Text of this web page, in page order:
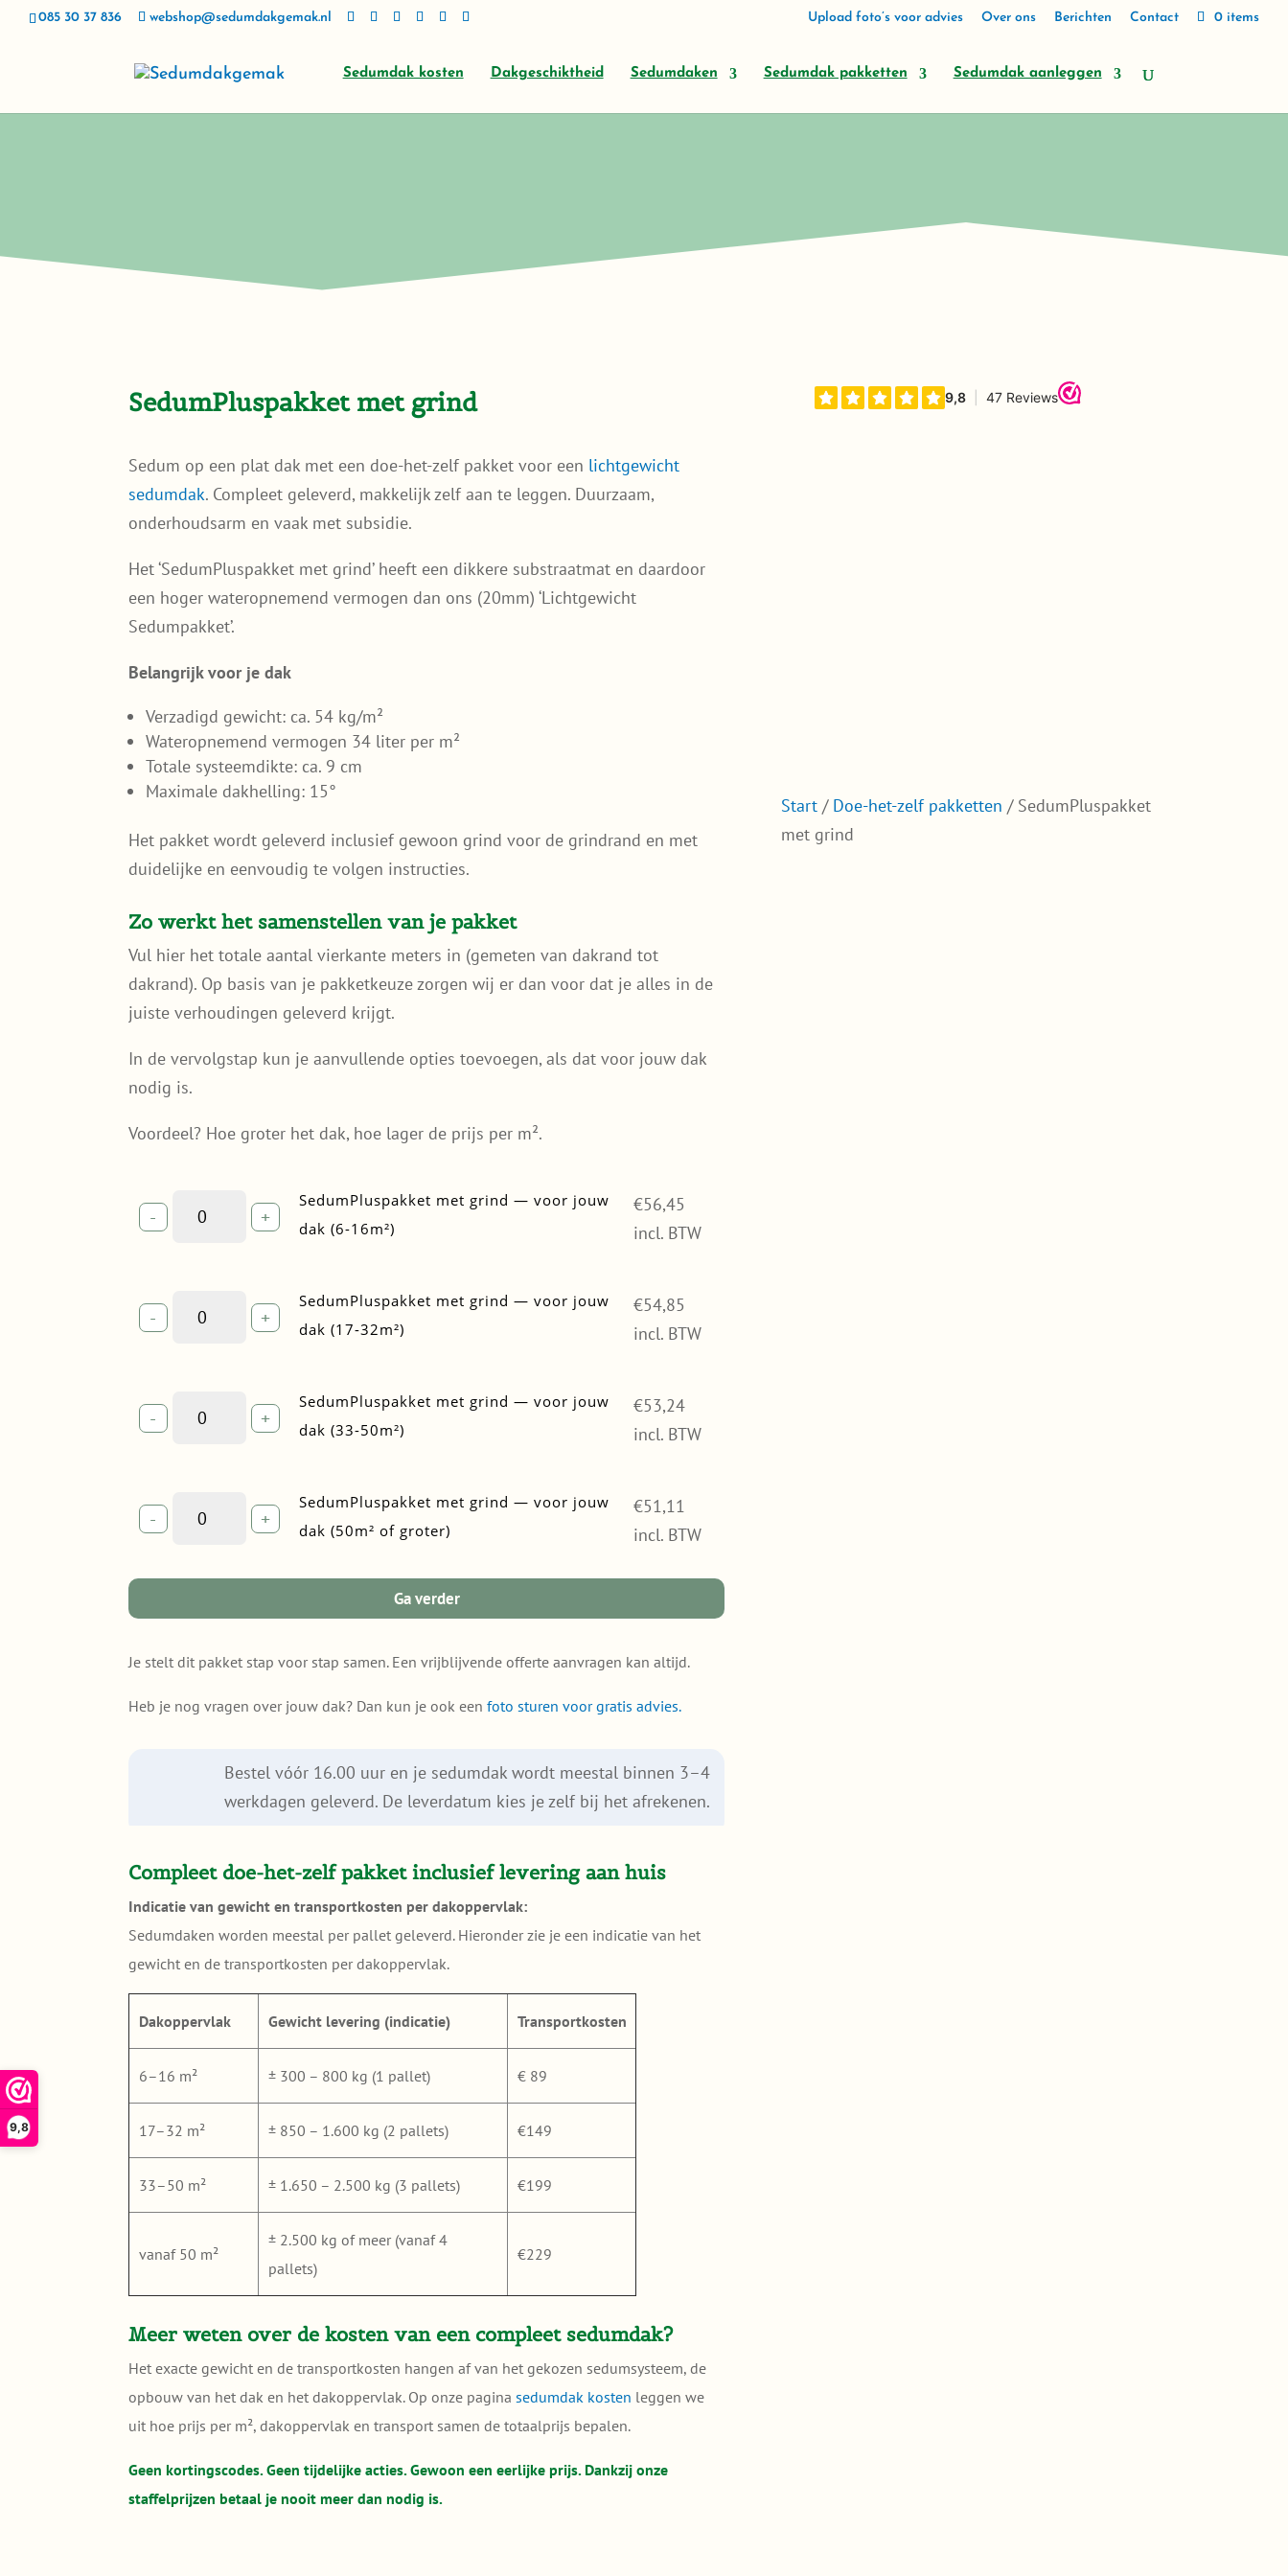
9,8
085 30 37 836 webshop@sedumdakgemak.nl Upload foto’s voor advies Over ons Berichten Contact 0 items
Sedumdak kosten Dakgeschiktheid Sedumdaken Sedumdak pakketten Sedumdak aanleggen
SedumPluspakket met grind
Sedum op een plat dak met een doe-het-zelf pakket voor een lichtgewicht
sedumdak. Compleet geleverd, makkelijk zelf aan te leggen. Duurzaam,
onderhoudsarm en vaak met subsidie.
Het ‘SedumPluspakket met grind’ heeft een dikkere substraatmat en daardoor
een hoger wateropnemend vermogen dan ons (20mm) ‘Lichtgewicht
Sedumpakket’.
Belangrijk voor je dak
Verzadigd gewicht: ca. 54 kg/m²
Wateropnemend vermogen 34 liter per m²
Totale systeemdikte: ca. 9 cm
Maximale dakhelling: 15°
Het pakket wordt geleverd inclusief gewoon grind voor de grindrand en met
duidelijke en eenvoudig te volgen instructies.
Zo werkt het samenstellen van je pakket
Vul hier het totale aantal vierkante meters in (gemeten van dakrand tot
dakrand). Op basis van je pakketkeuze zorgen wij er dan voor dat je alles in de
juiste verhoudingen geleverd krijgt.
In de vervolgstap kun je aanvullende opties toevoegen, als dat voor jouw dak
nodig is.
Voordeel? Hoe groter het dak, hoe lager de prijs per m².
-
SedumPluspakket
met
jouw
quantity
+
SedumPluspakket met grind — voor jouw
dak (6-16m²)
€56,45
incl. BTW
-
SedumPluspakket
met
jouw
quantity
+
SedumPluspakket met grind — voor jouw
dak (17-32m²)
€54,85
incl. BTW
-
SedumPluspakket
met
jouw
+
SedumPluspakket met grind — voor jouw
dak (33-50m²)
€53,24
incl. BTW
-
SedumPluspakket
met
jouw
(50m²
groter)
+
SedumPluspakket met grind — voor jouw
dak (50m² of groter)
€51,11
incl. BTW
Ga verder
Je stelt dit pakket stap voor stap samen. Een vrijblijvende offerte aanvragen kan altijd.
Heb je nog vragen over jouw dak? Dan kun je ook eenfoto sturen voor gratis advies.
Bestel vóór 16.00 uur en je sedumdak wordt meestal binnen 3–4
werkdagen geleverd. De leverdatum kies je zelf bij het afrekenen.
Compleet doe-het-zelf pakket inclusief levering aan huis
Indicatie van gewicht en transportkosten per dakoppervlak:
Sedumdaken worden meestal per pallet geleverd. Hieronder zie je een indicatie van het
gewicht en de transportkosten per dakoppervlak.
Dakoppervlak Gewicht levering (indicatie) Transportkosten
6–16 m² ± 300 – 800 kg (1 pallet) € 89
17–32 m² ± 850 – 1.600 kg (2 pallets) €149
33–50 m² ± 1.650 – 2.500 kg (3 pallets) €199
vanaf 50 m²
± 2.500 kg of meer (vanaf 4
pallets)
€229
Meer weten over de kosten van een compleet sedumdak?
Het exacte gewicht en de transportkosten hangen af van het gekozen sedumsysteem, de
opbouw van het dak en het dakoppervlak. Op onze paginasedumdak kosten leggen we
uit hoe prijs per m², dakoppervlak en transport samen de totaalprijs bepalen.
Geen kortingscodes. Geen tijdelijke acties. Gewoon een eerlijke prijs. Dankzij onze
staffelprijzen betaal je nooit meer dan nodig is.
Start/ Doe-het-zelf pakketten / SedumPluspakket
met grind